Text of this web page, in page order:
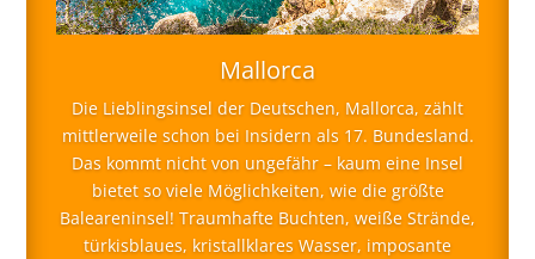
Mallorca
Die Lieblingsinsel der Deutschen, Mallorca, zählt
mittlerweile schon bei Insidern als 17. Bundesland.
Das kommt nicht von ungefähr – kaum eine Insel
bietet so viele Möglichkeiten, wie die größte
Baleareninsel! Traumhafte Buchten, weiße Strände,
türkisblaues, kristallklares Wasser, imposante